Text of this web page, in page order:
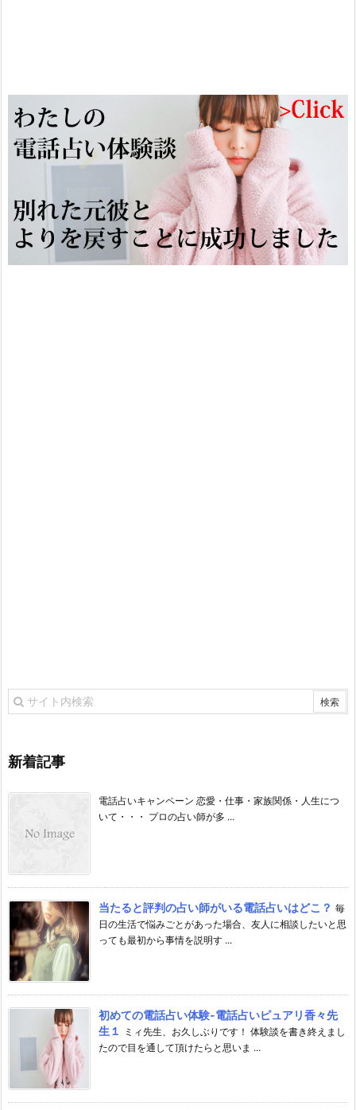
新着記事
電話占いキャンペーン 恋愛・仕事・家族関係・人生につ
いて・・・ プロの占い師が多 ...
当たると評判の占い師がいる電話占いはどこ？ 毎
日の生活で悩みごとがあった場合、友人に相談したいと思
っても最初から事情を説明す ...
初めての電話占い体験-電話占いピュアリ香々先
生１
ミィ先生、お久しぶりです！ 体験談を書き終えまし
たので目を通して頂けたらと思いま ...